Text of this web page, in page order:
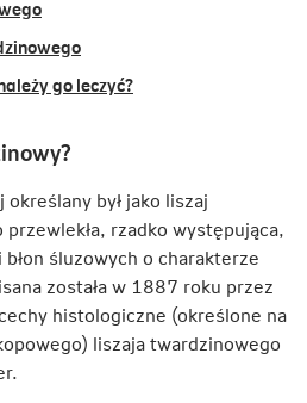
go leczyć?
był jako liszaj
rzadko występująca,
śluzowych o charakterze
została w 1887 roku przez
histologiczne (określone na
liszaja twardzinowego